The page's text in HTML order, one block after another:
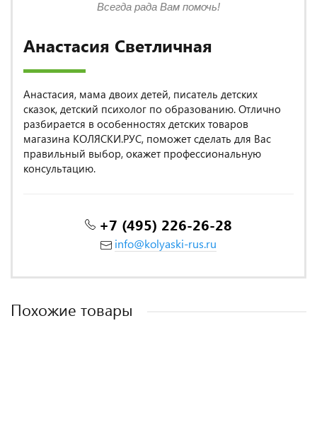
Анастасия Светличная
Анастасия, мама двоих детей, писатель детских
сказок, детский психолог по образованию. Отлично
разбирается в особенностях детских товаров
магазина КОЛЯСКИ.РУС, поможет сделать для Вас
правильный выбор, окажет профессиональную
консультацию.
+7 (495) 226-26-28
info@kolyaski-rus.ru
Всегда рада Вам помочь!
Похожие товары